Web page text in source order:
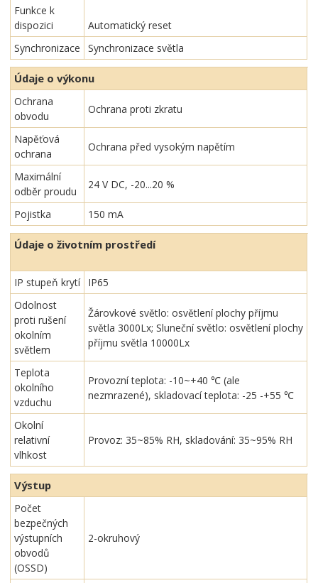
Funkce k
dispozici
Automatický reset
Synchronizace
Synchronizace světla
Údaje o výkonu
Ochrana
obvodu
Ochrana proti zkratu
Napěťová
ochrana
Ochrana před vysokým napětím
Maximální
odběr proudu
24 V DC, -20...20 %
Pojistka 150 mA
Údaje o životním prostředí
IP stupeň krytí
IP65
Odolnost
proti rušení
okolním
světlem
Žárovkové světlo: osvětlení plochy příjmu
světla 3000Lx; Sluneční světlo: osvětlení plochy
příjmu světla 10000Lx
Teplota
okolního
vzduchu
Provozní teplota: -10~+40 ℃ (ale
nezmrazené), skladovací teplota: -25 -+55 ℃
Okolní
relativní
vlhkost
Provoz: 35~85% RH, skladování: 35~95% RH
Výstup
Počet
bezpečných
výstupních
obvodů
(OSSD)
2-okruhový